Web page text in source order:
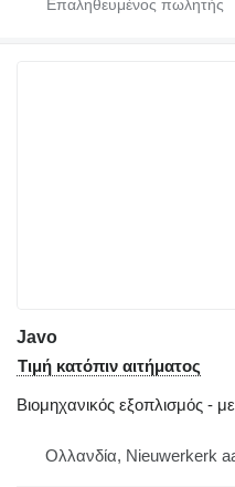
Javo
Τιμή κατόπιν αιτήματος
Βιομηχανικός εξοπλισμός -
Ολλανδία, Nieuwerkerk